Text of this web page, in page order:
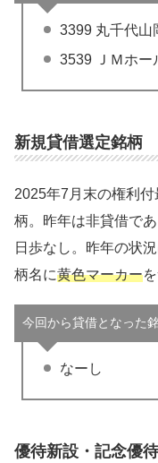
3399 丸千代山
3539 ＪＭホー
新規貸借選定銘柄
2025年7月末の権利
柄。昨年は非貸借で
日歩なし。昨年の状
柄名に黄色マーカー
今回から貸借となった
なーし
優待新設・記念優